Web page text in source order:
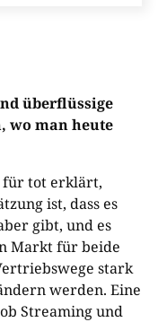
überflüssige
wo man heute
für tot erklärt,
ist, dass es
gibt, und es
Markt für beide
stark
werden. Eine
Streaming und